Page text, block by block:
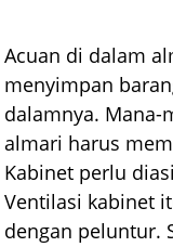
Acuan di dalam
menyimpan
dalamnya. Mana-
almari harus
Kabinet perlu
Ventilasi kabinet
dengan peluntur.